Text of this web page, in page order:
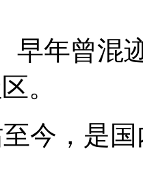
早年曾混
。
今，是